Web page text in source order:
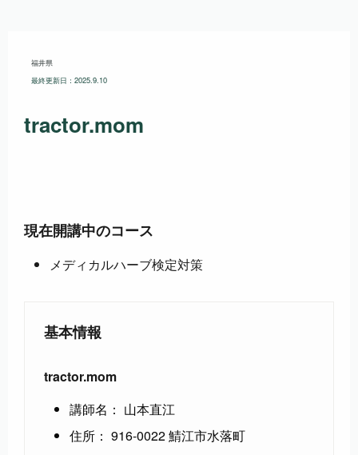
福井県
最終更新日：2025.9.10
tractor.mom
現在開講中のコース
メディカルハーブ検定対策
基本情報
tractor.mom
講師名： 山本直江
住所： 916-0022 鯖江市水落町